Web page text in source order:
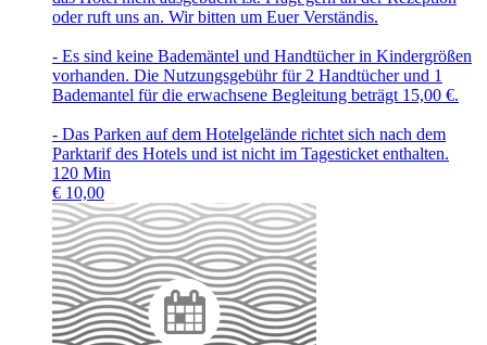
oder ruft uns an. Wir bitten um Euer Verständis.
- Es sind keine Bademäntel und Handtücher in Kindergrößen
vorhanden. Die Nutzungsgebühr für 2 Handtücher und 1
Bademantel für die erwachsene Begleitung beträgt 15,00 €.
- Das Parken auf dem Hotelgelände richtet sich nach dem
Parktarif des Hotels und ist nicht im Tagesticket enthalten.
120 Min
€ 10,00